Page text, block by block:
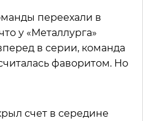
переехали в
у «Металлурга»
в серии, команда
фаворитом. Но
счет в середине